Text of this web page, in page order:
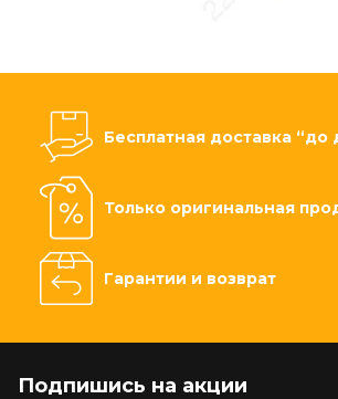
Бесплатная доставка “до
Только оригинальная
Гарантии и возврат
Подпишись на акции